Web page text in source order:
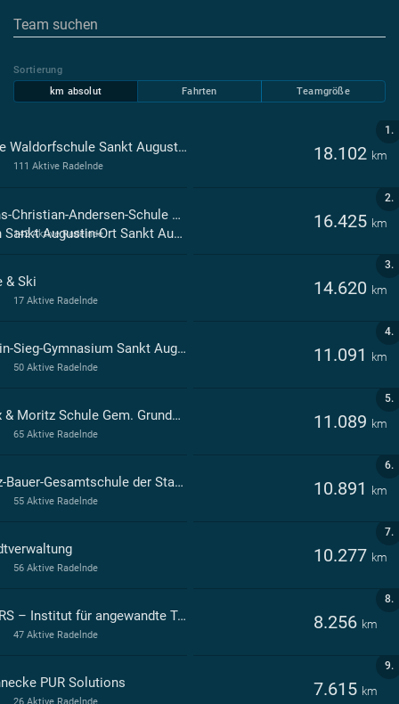
Sortierung
km absolut
Fahrten Teamgröße
1.
Freie Waldorfschule Sankt Augustin Sankt Augustin 18.102 km
111 Aktive Radelnde
2.
Hans-Christian-Andersen-Schule Städt. Gemeinschaftsgrundschu
Augustin-Ort Sankt Augustin
16.425 km
142 Aktive Radelnde
3.
& Ski 14.620 km
17 Aktive Radelnde
4.
Rhein-Sieg-Gymnasium Sankt Augustin 11.091 km
50 Aktive Radelnde
5.
Max & Moritz Schule Gem. Grundschule d. Stadt Sankt Augustin in Menden - - Sankt Augustin 11.089 km
65 Aktive Radelnde
6.
Fritz-Bauer-Gesamtschule der Stadt Sankt Augustin 10.891 km
55 Aktive Radelnde
7.
10.277 km
56 Aktive Radelnde
8.
H-BRS – Institut für angewandte Trittfrequenz 8.256 km
47 Aktive Radelnde
9.
PUR Solutions 7.615 km